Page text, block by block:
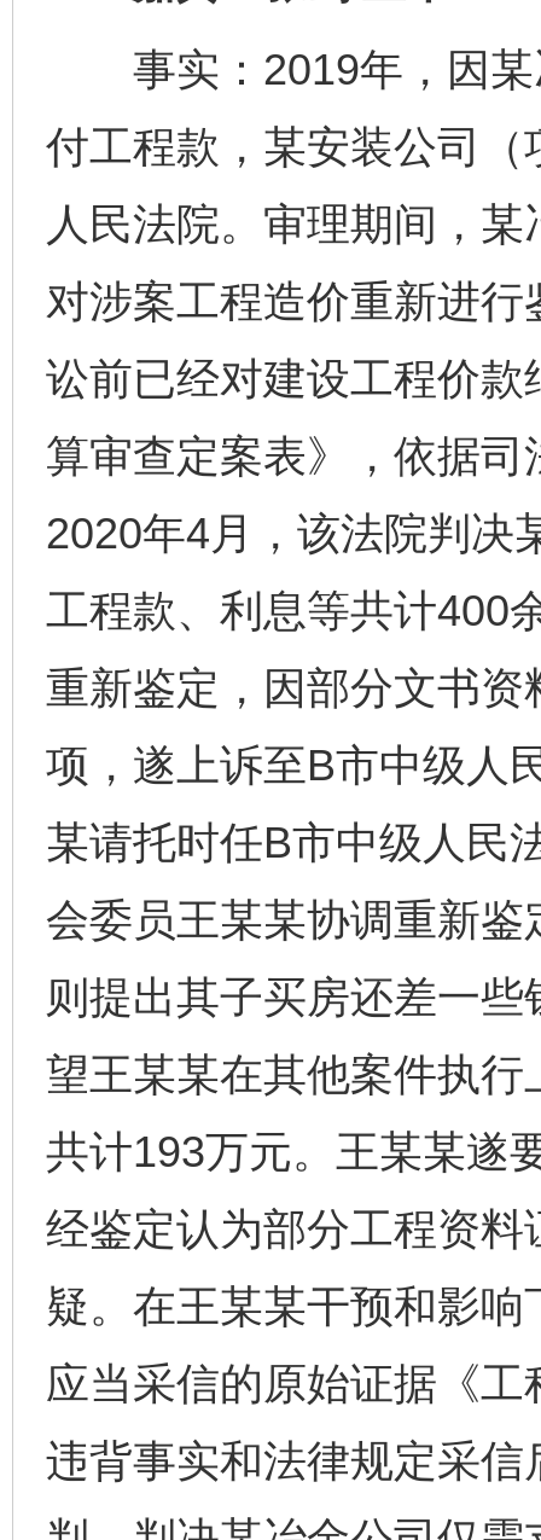
事实：2019年，因某
付工程款，某安装公司
人民法院。审理期间，
对涉案工程造价重新进
讼前已经对建设工程价
算审查定案表》，依据
2020年4月，该法院判决
工程款、利息等共计400
重新鉴定，因部分文书
项，遂上诉至B市中级人
某请托时任B市中级人民
会委员王某某协调重新
则提出其子买房还差一
望王某某在其他案件执
共计193万元。王某某遂
经鉴定认为部分工程资
疑。在王某某干预和影
应当采信的原始证据《
违背事实和法律规定采